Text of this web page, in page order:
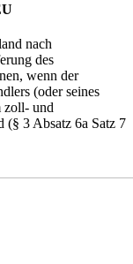
nach
des
wenn der
(oder seines
zoll- und
(§ 3 Absatz 6a Satz 7